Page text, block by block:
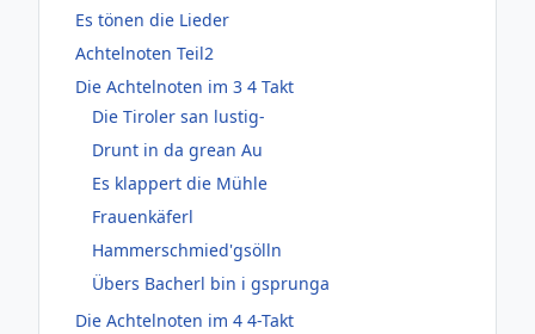
Es tönen die Lieder
Achtelnoten Teil2
Die Achtelnoten im 3 4 Takt
Die Tiroler san lustig-
Drunt in da grean Au
Es klappert die Mühle
Frauenkäferl
Hammerschmied'gsölln
Übers Bacherl bin i gsprunga
Die Achtelnoten im 4 4-Takt